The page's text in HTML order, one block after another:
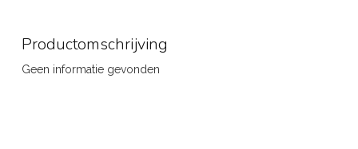
Productomschrijving
Geen informatie gevonden